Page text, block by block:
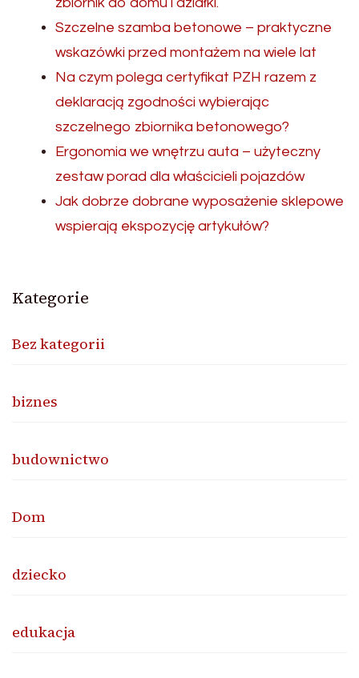
Szczelne szamba betonowe – praktyczne
wskazówki przed montażem na wiele lat
Na czym polega certyfikat PZH razem z
deklaracją zgodności wybierając
szczelnego zbiornika betonowego?
Ergonomia we wnętrzu auta – użyteczny
zestaw porad dla właścicieli pojazdów
Jak dobrze dobrane wyposażenie sklepowe
wspierają ekspozycję artykułów?
Kategorie
Bez kategorii
biznes
budownictwo
Dom
dziecko
edukacja